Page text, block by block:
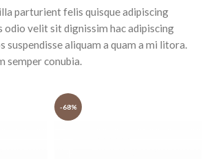
parturient felis quisque adipiscing
odio velit sit dignissim hac adipiscing
suspendisse aliquam a quam a mi litora.
semper conubia.
-68%